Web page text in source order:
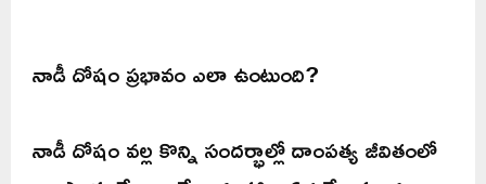
నాడీ దోషం ప్రభావం ఎలా ఉంటుంది?
నాడీ దోషం వల్ల కొన్ని సందర్భాల్లో దాంపత్య జీవితంలో